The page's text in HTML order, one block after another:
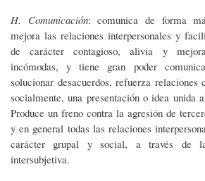
H. Comunicación: comunica de forma
mejora las relaciones interpersonales y
de carácter contagioso, alivia y
incómodas, y tiene gran poder
solucionar desacuerdos, refuerza relaciones
socialmente, una presentación o idea unida
Produce un freno contra la agresión de
y en general todas las relaciones
carácter grupal y social, a través de
intersubjetiva.